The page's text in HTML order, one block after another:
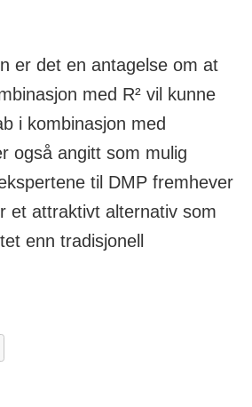
er det en antagelse om at
med R² vil kunne
i kombinasjon med
også angitt som mulig
til DMP fremhever
et attraktivt alternativ som
enn tradisjonell